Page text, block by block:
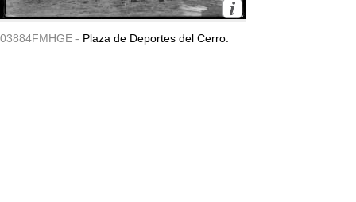
03884FMHGE - Plaza de Deportes del Cerro.